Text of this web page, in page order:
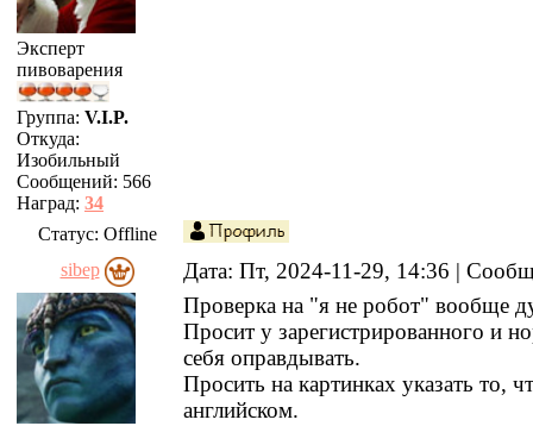
Эксперт
пивоварения
Группа: V.I.P.
Откуда:
Изобильный
Сообщений: 566
Наград: 34
Статус: Offline
sibep
Дата: Пт, 2024-11-29, 14:36 |
Проверка на "я не робот" вообще
Просит у зарегистрированного и
себя оправдывать.
Просить на картинках указать то,
английском.